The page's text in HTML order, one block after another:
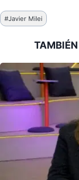
Etiquetas
de
#Javier Milei